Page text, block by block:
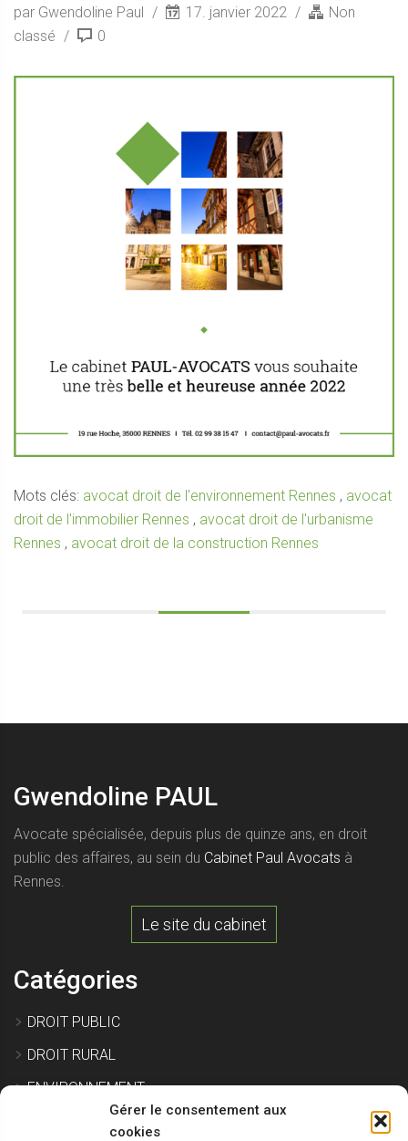
Gérer le consentement aux
cookies
par Gwendoline Paul 17. janvier 2022
Non
classé
0
Mots clés: avocat droit de l'environnement Rennes , avocat
droit de l'immobilier Rennes , avocat droit de l'urbanisme
Rennes , avocat droit de la construction Rennes
Gwendoline PAUL
Avocate spécialisée, depuis plus de quinze ans, en droit
public des affaires, au sein du Cabinet Paul Avocats à
Rennes.
Le site du cabinet
Catégories
DROIT PUBLIC
DROIT RURAL
ENVIRONNEMENT
EXPROPRIATION